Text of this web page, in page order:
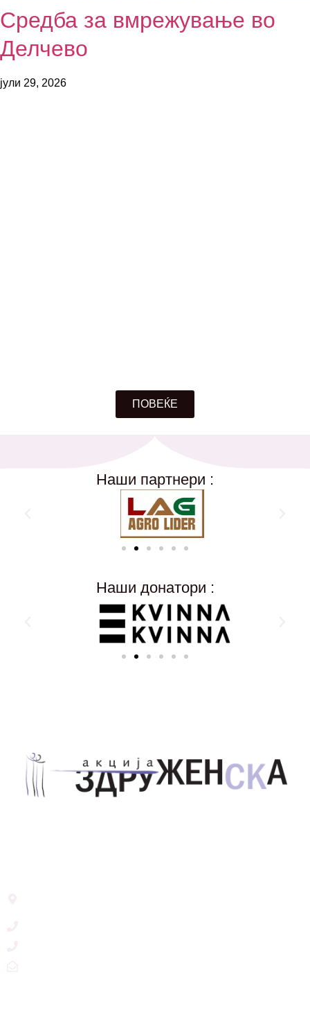
Средба за вмрежување во
Делчево
јули 29, 2026
ПОВЕЌЕ
Наши партнери :
Наши донатори :